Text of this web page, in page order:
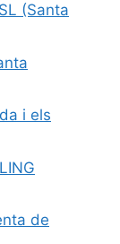
(Santa
i els
de